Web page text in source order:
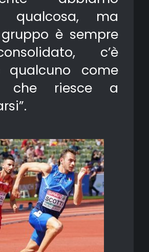
qualcosa, ma
è sempre
c’è
qualcuno come
che riesce a